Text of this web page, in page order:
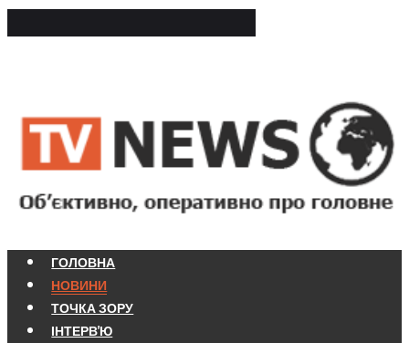
ГОЛОВНА
НОВИНИ
ТОЧКА ЗОРУ
ІНТЕРВ'Ю